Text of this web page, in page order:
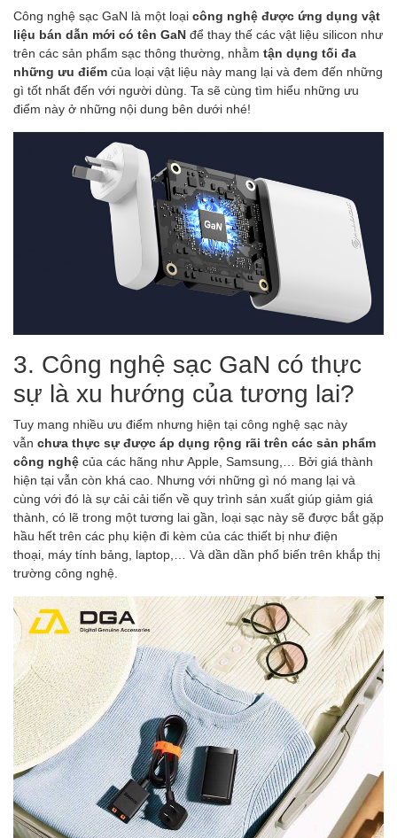
Công nghệ sạc GaN là một loại công nghệ được ứng dụng vật
liệu bán dẫn mới có tên GaN để thay thế các vật liệu silicon như
trên các sản phẩm sạc thông thường, nhằm tận dụng tối đa
những ưu điểm của loại vật liệu này mang lại và đem đến những
gì tốt nhất đến với người dùng. Ta sẽ cùng tìm hiểu những ưu
điểm này ở những nội dung bên dưới nhé!
3. Công nghệ sạc GaN có thực
sự là xu hướng của tương lai?
Tuy mang nhiều ưu điểm nhưng hiện tại công nghệ sạc này
vẫn chưa thực sự được áp dụng rộng rãi trên các sản phẩm
công nghệ của các hãng như Apple, Samsung,… Bởi giá thành
hiện tại vẫn còn khá cao. Nhưng với những gì nó mang lại và
cùng với đó là sự cải cải tiến về quy trình sản xuất giúp giảm giá
thành, có lẽ trong một tương lai gần, loại sạc này sẽ được bắt gặp
hầu hết trên các phụ kiện đi kèm của các thiết bị như điện
thoại, máy tính bảng, laptop,… Và dần dần phổ biến trên khắp thị
trường công nghệ.